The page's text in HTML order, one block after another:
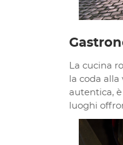
La cucina
la coda
autentica,
luoghi